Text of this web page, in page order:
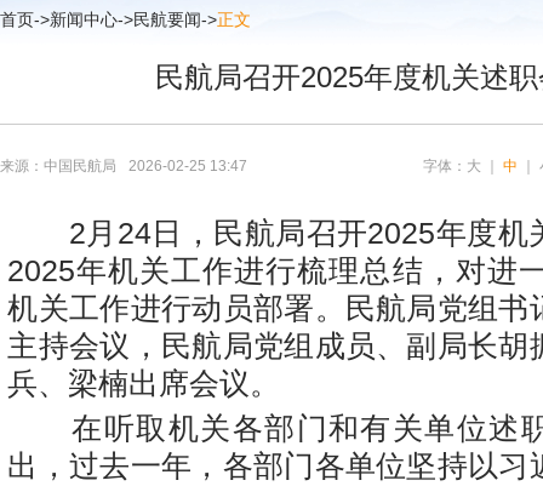
首页->新闻中心->民航要闻->正文
民航局召开2025年度机关述
来源：中国民航局 2026-02-25 13:47 字体： 大 中
2月24日，民航局召开2025年度机
2025年机关工作进行梳理总结，对进
机关工作进行动员部署。民航局党组书
主持会议，民航局党组成员、副局长胡
兵、梁楠出席会议。
在听取机关各部门和有关单位述
出，过去一年，各部门各单位坚持以习
按
Alt
开